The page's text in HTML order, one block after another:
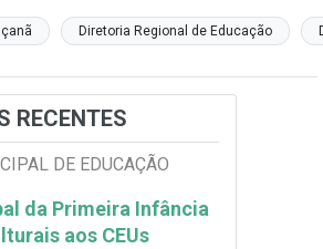
Diretoria Regional de Educação
RECENTES
DE EDUCAÇÃO
da Primeira Infância
aos CEUs